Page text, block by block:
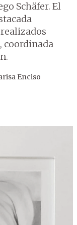
Schäfer. El
coordinada
Enciso